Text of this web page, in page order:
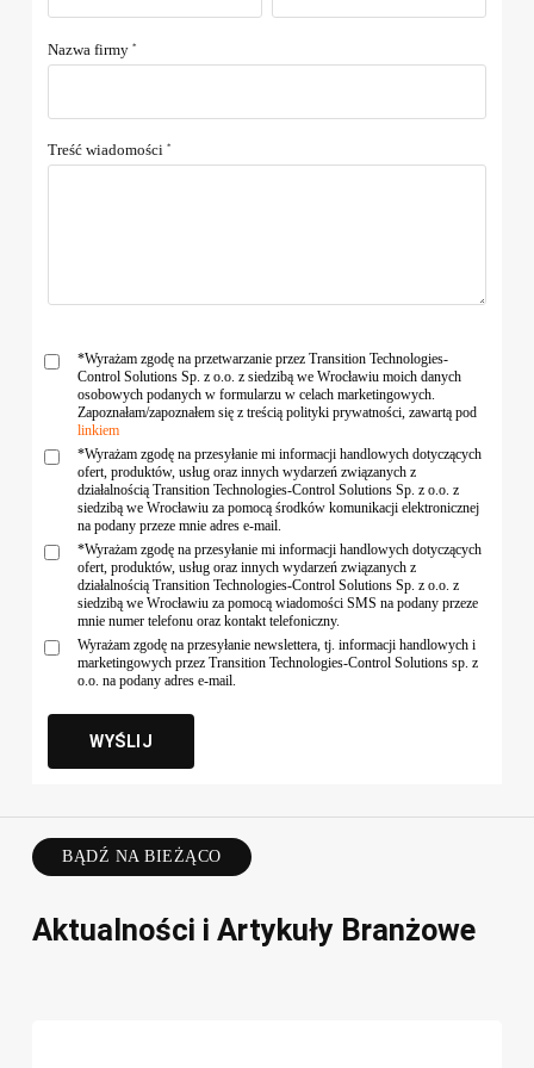
Nazwa firmy*
Treść wiadomości*
*Wyrażam zgodę na przetwarzanie przez Transition Technologies-
Control Solutions Sp. z o.o. z siedzibą we Wrocławiu moich danych
osobowych podanych w formularzu w celach marketingowych.
Zapoznałam/zapoznałem się z treścią polityki prywatności, zawartą pod
linkiem
*Wyrażam zgodę na przesyłanie mi informacji handlowych dotyczących
ofert, produktów, usług oraz innych wydarzeń związanych z
działalnością Transition Technologies-Control Solutions Sp. z o.o. z
siedzibą we Wrocławiu za pomocą środków komunikacji elektronicznej
na podany przeze mnie adres e-mail.
*Wyrażam zgodę na przesyłanie mi informacji handlowych dotyczących
ofert, produktów, usług oraz innych wydarzeń związanych z
działalnością Transition Technologies-Control Solutions Sp. z o.o. z
siedzibą we Wrocławiu za pomocą wiadomości SMS na podany przeze
mnie numer telefonu oraz kontakt telefoniczny.
Wyrażam zgodę na przesyłanie newslettera, tj. informacji handlowych i
marketingowych przez Transition Technologies-Control Solutions sp. z
o.o. na podany adres e-mail.
BĄDŹ NA BIEŻĄCO
Aktualności i Artykuły Branżowe